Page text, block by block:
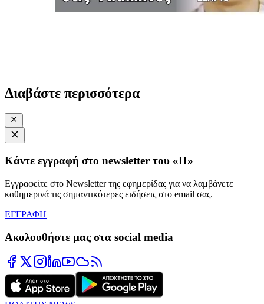
Διαβάστε περισσότερα
Κάντε εγγραφή στο newsletter του «Π»
Εγγραφείτε στο Newsletter της εφημερίδας για να λαμβάνετε
καθημερινά τις σημαντικότερες ειδήσεις στο email σας.
ΕΓΓΡΑΦΗ
Ακολουθήστε μας στα social media